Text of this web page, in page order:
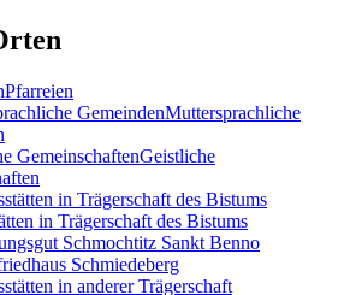
Pfarreien
Muttersprachliche
Geistliche
in Trägerschaft des Bistums
Schmochtitz Sankt Benno
Schmiedeberg